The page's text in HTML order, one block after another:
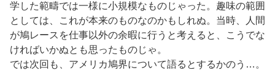
学した範疇では一様に小規模なものじゃった。趣味の範囲
としては、これが本来のものなのかもしれぬ。当時、人間
が鳩レースを仕事以外の余暇に行うと考えると、こうでな
ければいかぬとも思ったものじゃ。
では次回も、アメリカ鳩界について語るとするかのう…。